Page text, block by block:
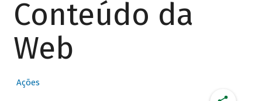
Conteúdo da
Web
Ações